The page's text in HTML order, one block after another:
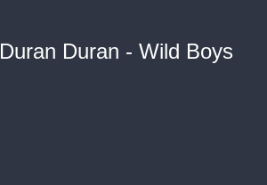
Duran Duran - Wild Boys